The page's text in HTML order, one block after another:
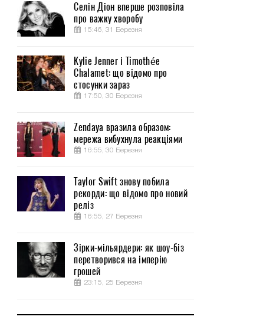
Селін Діон вперше розповіла
про важку хворобу
15:46, 31 Березня
Kylie Jenner і Timothée
Chalamet: що відомо про
стосунки зараз
17:50, 30 Березня
Zendaya вразила образом:
мережа вибухнула реакціями
16:55, 30 Березня
Taylor Swift знову побила
рекорди: що відомо про новий
реліз
16:55, 27 Березня
Зірки-мільярдери: як шоу-біз
перетворився на імперію
грошей
23:15, 25 Березня